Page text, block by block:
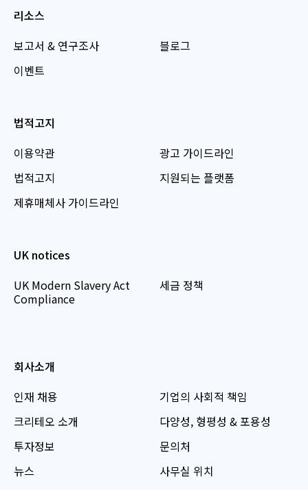
리소스
보고서 & 연구조사
이벤트
블로그
법적고지
이용약관
법적고지
제휴매체사 가이드라인
광고 가이드라인
지원되는 플랫폼
UK notices
UK Modern Slavery Act
Compliance
세금 정책
회사소개
인재 채용
크리테오 소개
투자정보
뉴스
기업의 사회적 책임
다양성, 형평성 & 포용성
문의처
사무실 위치